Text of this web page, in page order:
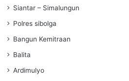
Siantar – Simalungun
Polres sibolga
Bangun Kemitraan
Balita
Ardimulyo